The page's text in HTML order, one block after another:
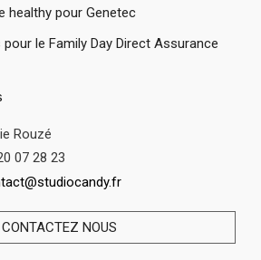
healthy pour Genetec
le Family Day Direct Assurance
Rouzé
07 28 23
CONTACTEZ NOUS